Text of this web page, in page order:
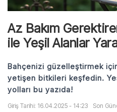
Az Bakım
ile Yeşil Alanlar
Bahçenizi güzelleştirmek
yetişen bitkileri keşfedin.
yolları bu yazıda!
Giriş Tarihi: 16.04.2025 - 14:23 Son